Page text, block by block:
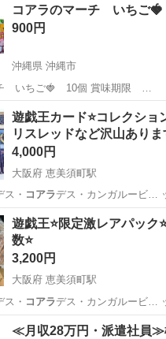
コアラのマーチ いちご
900円
沖縄県 沖縄市
いちご🍓 10個 賞味期限 …
市 食品
遊戯王カード⭐️コレクショ
リスレッドなど沢山ありま
4,000円
大阪府 恵美須町駅
・ コアラデス・カンガルービ…
市 恵美須町駅 カードゲーム
遊戯王⭐️限定激レアパック
数⭐️
3,200円
大阪府 恵美須町駅
・ コアラデス・カンガルービ…
恵美須町駅 カードゲーム
≪月収28万円・派遣社員≫